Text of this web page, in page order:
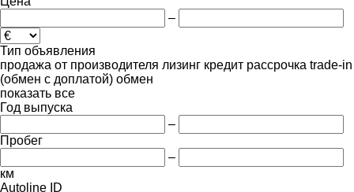
–
Тип объявления
продажа от производителя лизинг кредит рассрочка trade-in
(обмен с доплатой) обмен
показать все
Год выпуска
–
Пробег
–
км
Autoline ID